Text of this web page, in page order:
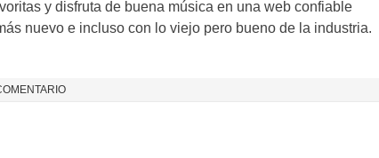
y disfruta de buena música en una web confiable
nuevo e incluso con lo viejo pero bueno de la industria.